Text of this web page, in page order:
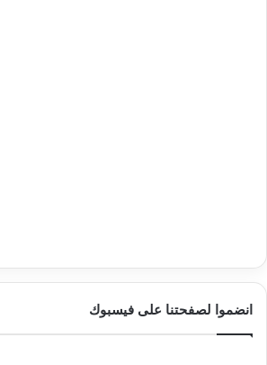
انضموا لصفحتنا على فيسبوك